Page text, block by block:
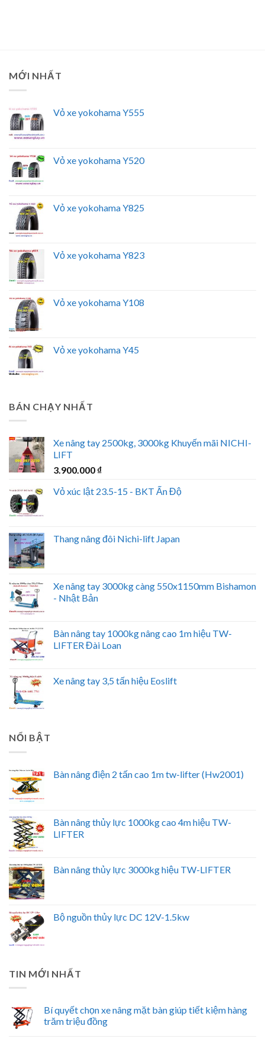
MỚI NHẤT
Vỏ xe yokohama Y555
Vỏ xe yokohama Y520
Vỏ xe yokohama Y825
Vỏ xe yokohama Y823
Vỏ xe yokohama Y108
Vỏ xe yokohama Y45
BÁN CHẠY NHẤT
Xe nâng tay 2500kg, 3000kg Khuyến mãi NICHI-
LIFT
3.900.000 ₫
Vỏ xúc lật 23.5-15 - BKT Ấn Độ
Thang nâng đôi Nichi-lift Japan
Xe nâng tay 3000kg càng 550x1150mm Bishamon
- Nhật Bản
Bàn nâng tay 1000kg nâng cao 1m hiệu TW-
LIFTER Đài Loan
Xe nâng tay 3,5 tấn hiệu Eoslift
NỔI BẬT
Bàn nâng điện 2 tấn cao 1m tw-lifter (Hw2001)
Bàn nâng thủy lực 1000kg cao 4m hiệu TW-
LIFTER
Bàn nâng thủy lực 3000kg hiệu TW-LIFTER
Bộ nguồn thủy lực DC 12V-1.5kw
TIN MỚI NHẤT
Bí quyết chọn xe nâng mặt bàn giúp tiết kiệm hàng
trăm triệu đồng